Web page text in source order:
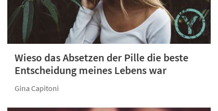
Wieso das Absetzen der Pille die beste
Entscheidung meines Lebens war
Gina Capitoni